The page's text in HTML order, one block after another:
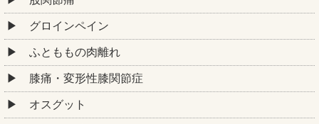
グロインペイン
ふとももの肉離れ
膝痛・変形性膝関節症
オスグット